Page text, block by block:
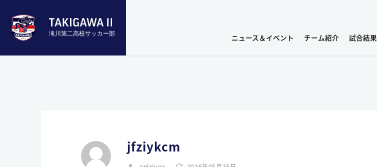
滝川第二高校サッカー部 ニュース＆イベント チーム紹介 試合結果
jfziykcm